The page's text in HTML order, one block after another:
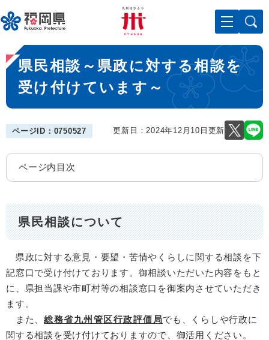
ー
ジ
先
頭
。
メニューを飛ばして本文へ
本
文
県民相談～県政に対する相談を
受け付けています～
ページID：0750527 更新日：2024年12月10日更新
ページ内目次
県民相談について
県政に対する意見・要望・苦情やくらしに関する相談を下
記窓口で受け付けております。御相談いただいた内容をもと
に、県担当課や市町村等の相談窓口を御案内させていただき
ます。
​ また、 総務省九州管区行政評価局でも、くらしや行政に
関する相談を受け付けておりますので、御活用ください。